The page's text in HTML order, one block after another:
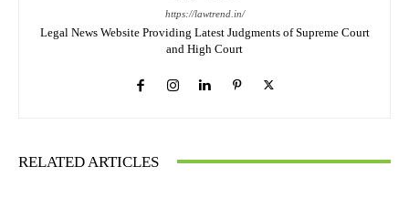
https://lawtrend.in/
Legal News Website Providing Latest Judgments of Supreme Court
and High Court
RELATED ARTICLES